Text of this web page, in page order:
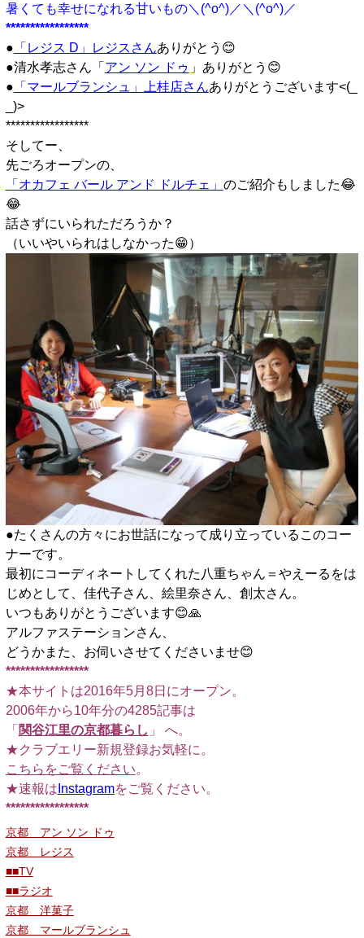
暑くても幸せになれる甘いもの＼(^o^)／＼(^o^)／
*****************
● 「レジス D」レジスさんありがとう😊
●清水孝志さん「 アン ソン ドゥ 」ありがとう😊
● 「マールブランシュ」上桂店さんありがとうございます<(_
_)>
*****************
そしてー、
先ごろオープンの、
「オカフェ バール アンド ドルチェ」 のご紹介もしました😂
😂
話さずにいられただろうか？
（いいやいられはしなかった😁）
●たくさんの方々にお世話になって成り立っているこのコー
ナーです。
最初にコーディネートしてくれた八重ちゃん＝やえーるをは
じめとして、佳代子さん、絵里奈さん、創太さん。
いつもありがとうございます😊🙏
アルファステーションさん、
どうかまた、お伺いさせてくださいませ😊
*****************
★本サイトは2016年5月8日にオープン。
2006年から10年分の4285記事は
「 関谷江里の京都暮らし 」 へ。
★クラブエリー新規登録お気軽に。
こちらをご覧ください。
★速報は Instagramをご覧ください。
*****************
京都 アン ソン ドゥ
京都 レジス
■■TV
■■ラジオ
京都 洋菓子
京都 マールブランシュ